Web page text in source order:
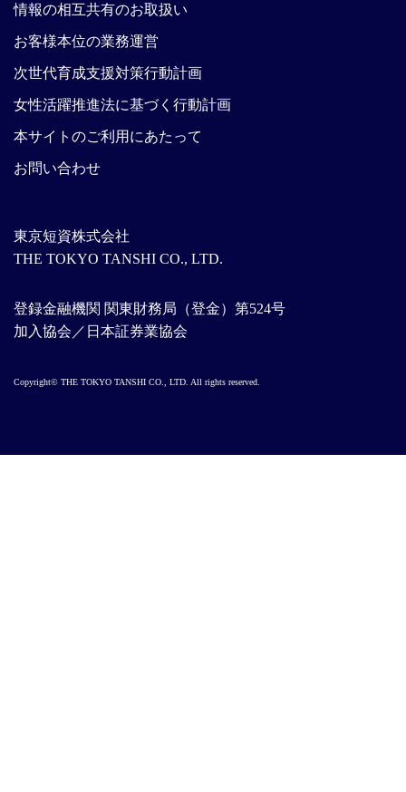
東京短資株式会社
THE TOKYO TANSHI CO., LTD.
登録金融機関 関東財務局（登金）第524号
加入協会／日本証券業協会
情報の相互共有のお取扱い
お客様本位の業務運営
次世代育成支援対策行動計画
女性活躍推進法に基づく行動計画
本サイトのご利用にあたって
お問い合わせ
Copyright© THE TOKYO TANSHI CO., LTD. All rights reserved.